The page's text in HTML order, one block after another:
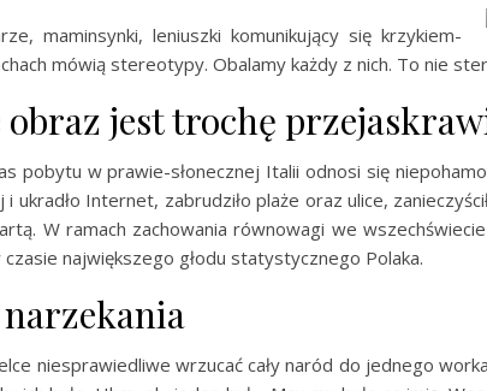
maminsynki, leniuszki komunikujący się krzykiem-
mówią stereotypy. Obalamy każdy z nich. To nie
obraz jest trochę
pobytu w prawie-słonecznej Italii odnosi się
i ukradło Internet, zabrudziło plaże oraz ulice,
W ramach zachowania równowagi we
największego głodu statystycznego Polaka.
niesprawiedliwe wrzucać cały naród do jednego